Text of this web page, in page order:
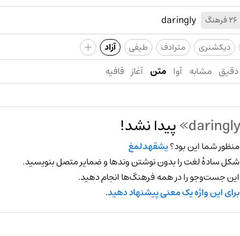
26 فرهنگ
دیکشنری مترادف طیفی آزاد +
دقیق مشابه آوا متن آغاز قافیه
پیدا نشد!
منظور شما این بود؟یشقهدلمغ
شکل سادهٔ لغت را بدون نوشتن وندها و ضمایر متصل بنویسید.
این جست‌وجو را در همه فرهنگ‌ها انجام دهید.
برای این واژه یک معنی پیشنهاد دهید.